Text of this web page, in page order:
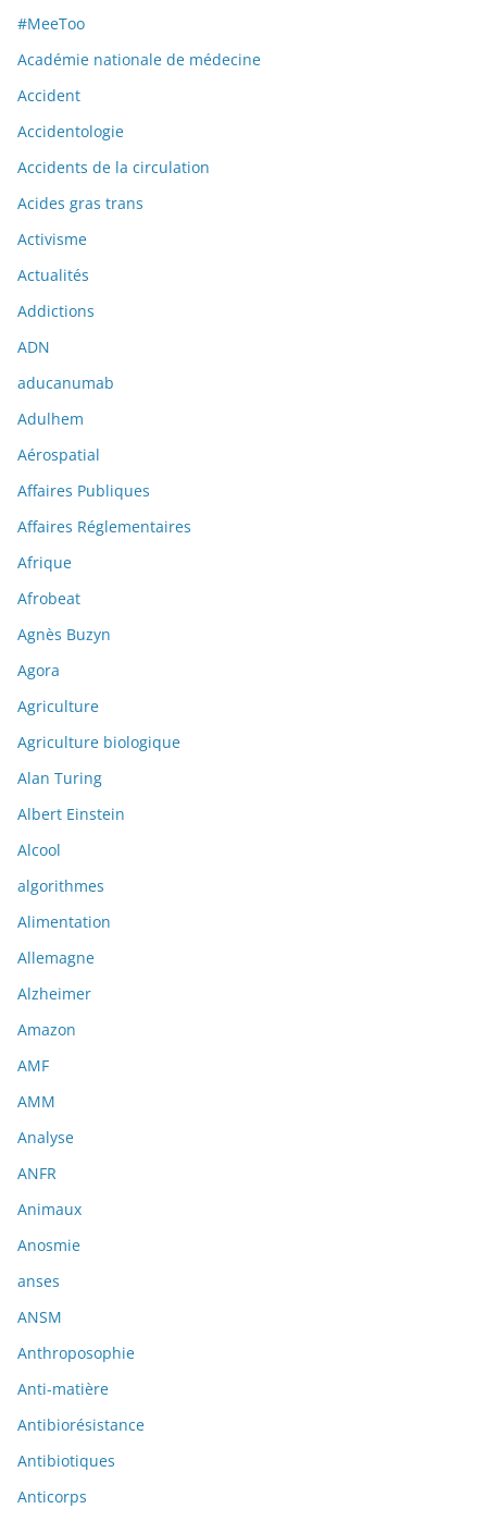
#MeeToo
Académie nationale de médecine
Accident
Accidentologie
Accidents de la circulation
Acides gras trans
Activisme
Actualités
Addictions
ADN
aducanumab
Adulhem
Aérospatial
Affaires Publiques
Affaires Réglementaires
Afrique
Afrobeat
Agnès Buzyn
Agora
Agriculture
Agriculture biologique
Alan Turing
Albert Einstein
Alcool
algorithmes
Alimentation
Allemagne
Alzheimer
Amazon
AMF
AMM
Analyse
ANFR
Animaux
Anosmie
anses
ANSM
Anthroposophie
Anti-matière
Antibiorésistance
Antibiotiques
Anticorps